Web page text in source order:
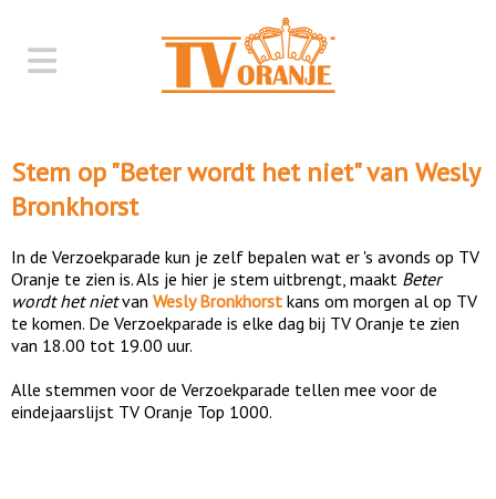
Stem op "Beter wordt het niet" van Wesly
Bronkhorst
In de Verzoekparade kun je zelf bepalen wat er 's avonds op TV
Oranje te zien is. Als je hier je stem uitbrengt, maakt Beter
wordt het nietvan Wesly Bronkhorst kans om morgen al op TV
te komen. De Verzoekparade is elke dag bij TV Oranje te zien
van 18.00 tot 19.00 uur.
Alle stemmen voor de Verzoekparade tellen mee voor de
eindejaarslijst TV Oranje Top 1000.